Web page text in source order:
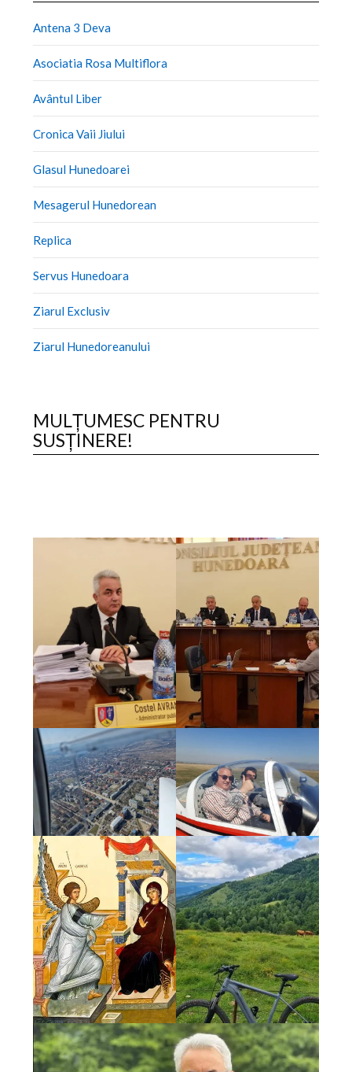
Antena 3 Deva
Asociatia Rosa Multiflora
Avântul Liber
Cronica Vaii Jiului
Glasul Hunedoarei
Mesagerul Hunedorean
Replica
Servus Hunedoara
Ziarul Exclusiv
Ziarul Hunedoreanului
MULȚUMESC PENTRU
SUSȚINERE!